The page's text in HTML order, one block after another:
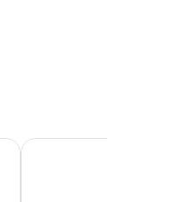
The Ullswater Inn-